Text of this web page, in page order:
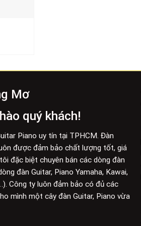
Mơ
quý khách!
Piano uy tín tại TPHCM. Đàn
được đảm bảo chất lượng tốt, giá
đặc biệt chuyên bán các dòng đàn
đàn Guitar, Piano Yamaha, Kawai,
Công ty luôn đảm bảo có đủ các
mình một cây đàn Guitar, Piano vừa